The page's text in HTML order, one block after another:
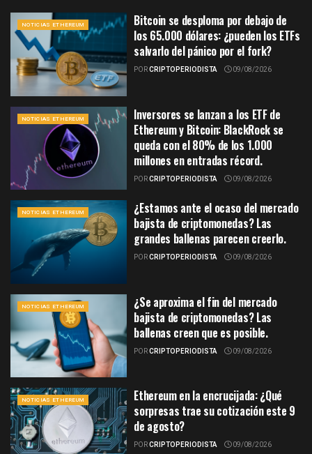
NOTICIAS ETHEREUM
Bitcoin se desploma por debajo de
los 65.000 dólares: ¿pueden los ETFs
salvarlo del pánico por el fork?
PORCRIPTOPERIODISTA 09/08/2026
NOTICIAS ETHEREUM
Inversores se lanzan a los ETF de
Ethereum y Bitcoin: BlackRock se
queda con el 80% de los 1.000
millones en entradas récord.
PORCRIPTOPERIODISTA 09/08/2026
NOTICIAS ETHEREUM
¿Estamos ante el ocaso del mercado
bajista de criptomonedas? Las
grandes ballenas parecen creerlo.
PORCRIPTOPERIODISTA 09/08/2026
NOTICIAS ETHEREUM
¿Se aproxima el fin del mercado
bajista de criptomonedas? Las
ballenas creen que es posible.
PORCRIPTOPERIODISTA 09/08/2026
NOTICIAS ETHEREUM
Ethereum en la encrucijada: ¿Qué
sorpresas trae su cotización este 9
de agosto?
PORCRIPTOPERIODISTA 09/08/2026